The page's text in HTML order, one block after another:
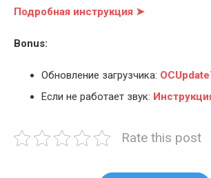
Подробная инструкция ➤
Bonus:
Обновление загрузчика:
Если не работает звук:
Rate this post